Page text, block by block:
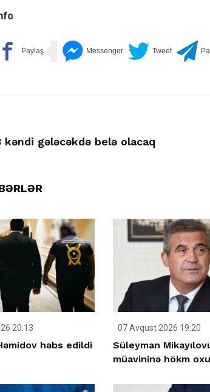
kəndi gələcəkdə belə olacaq
20:13
həbs edildi
07 Avqust 2026 19:20
Süleyman
müavininə hökm